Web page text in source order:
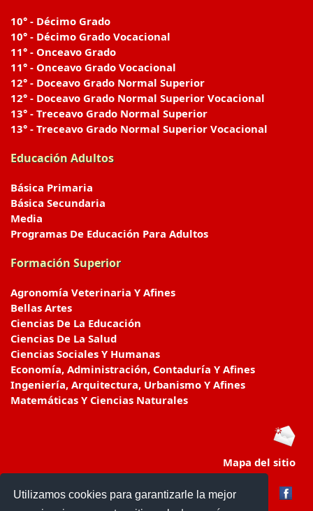
Utilizamos cookies para garantizarle la mejor
10° - Décimo Grado
10° - Décimo Grado Vocacional
11° - Onceavo Grado
11° - Onceavo Grado Vocacional
12° - Doceavo Grado Normal Superior
12° - Doceavo Grado Normal Superior Vocacional
13° - Treceavo Grado Normal Superior
13° - Treceavo Grado Normal Superior Vocacional
Educación Adultos
Básica Primaria
Básica Secundaria
Media
Programas De Educación Para Adultos
Formación Superior
Agronomía Veterinaria Y Afines
Bellas Artes
Ciencias De La Educación
Ciencias De La Salud
Ciencias Sociales Y Humanas
Economía, Administración, Contaduría Y Afines
Ingeniería, Arquitectura, Urbanismo Y Afines
Matemáticas Y Ciencias Naturales
Mapa del sitio